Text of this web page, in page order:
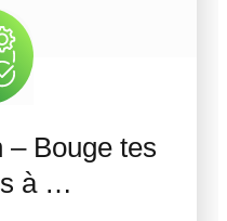
– Bouge tes
à …